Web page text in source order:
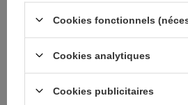
Hauteur 101
Longueur
Cookies fonctionnels
Cookies analytiques
Cookies publicitaires